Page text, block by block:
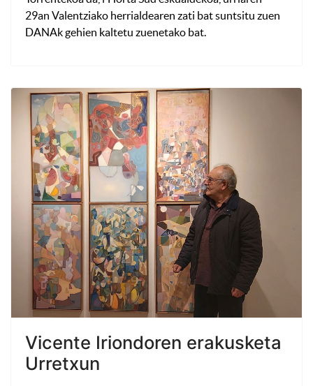
29an Valentziako herrialdearen zati bat suntsitu zuen
DANAk gehien kaltetu zuenetako bat.
Vicente Iriondoren erakusketa
Urretxun